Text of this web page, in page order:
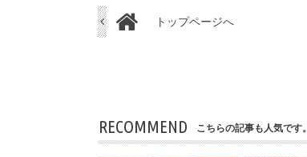
トップページへ
RECOMMEND こちらの記事も人気です。